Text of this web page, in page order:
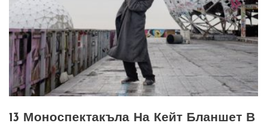
13 Моноспектакъла На Кейт Бланшет В